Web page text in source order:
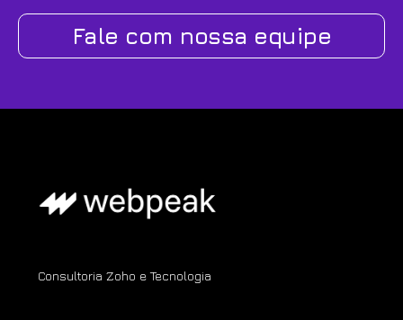
Fale com nossa equipe
Consultoria Zoho e Tecnologia